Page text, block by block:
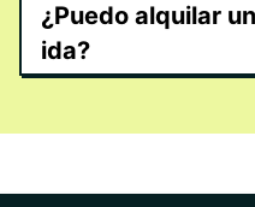
¿Puedo alquilar
ida?